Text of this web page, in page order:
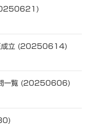
成立 (20250614)
一覧 (20250606)